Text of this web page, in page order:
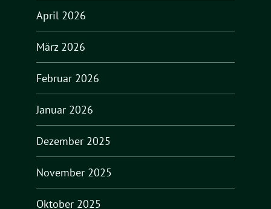
April 2026
März 2026
Februar 2026
Januar 2026
Dezember 2025
November 2025
Oktober 2025